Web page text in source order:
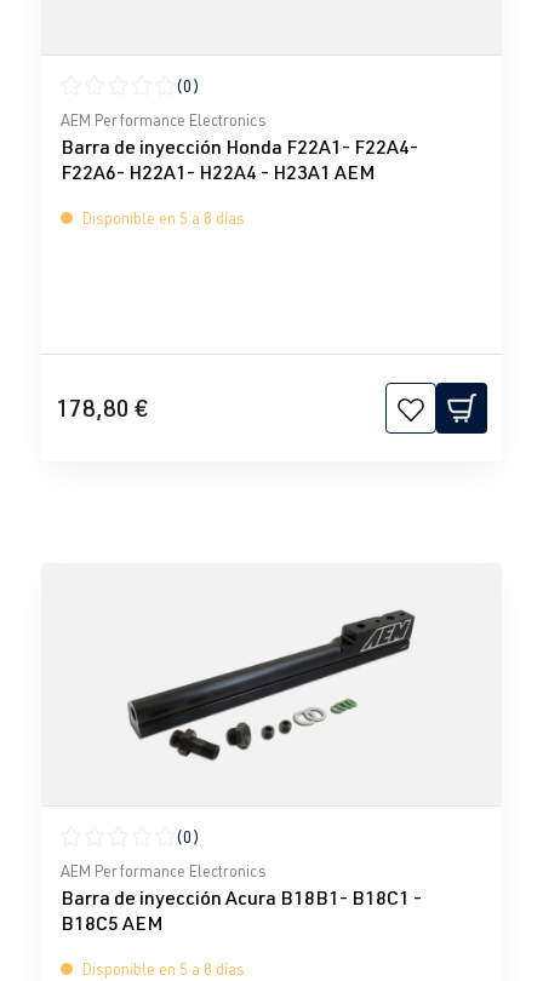
Calificación promedio de 0 de 5 estrellas
(0)
AEM Performance Electronics
Barra de inyección Honda F22A1- F22A4-
F22A6- H22A1- H22A4 - H23A1 AEM
Disponible en 5 a 8 días
178,80 €
Calificación promedio de 0 de 5 estrellas
(0)
AEM Performance Electronics
Barra de inyección Acura B18B1- B18C1 -
B18C5 AEM
Disponible en 5 a 8 días